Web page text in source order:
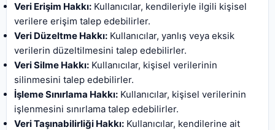
Veri Erişim Hakkı: Kullanıcılar, kendileriyle ilgili kişisel
verilere erişim talep edebilirler.
Veri Düzeltme Hakkı: Kullanıcılar, yanlış veya eksik
verilerin düzeltilmesini talep edebilirler.
Veri Silme Hakkı: Kullanıcılar, kişisel verilerinin
silinmesini talep edebilirler.
İşleme Sınırlama Hakkı: Kullanıcılar, kişisel verilerinin
işlenmesini sınırlama talep edebilirler.
Veri Taşınabilirliği Hakkı: Kullanıcılar, kendilerine ait